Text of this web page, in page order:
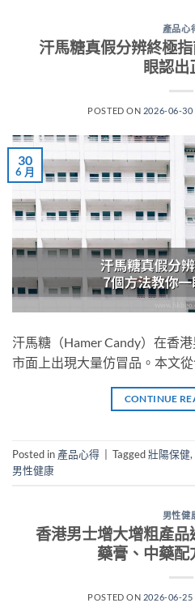
產品心
汗馬糖真假分辨終極
眼認出
POSTED ON 2026-06-30
30
6 月
汗馬糖（Hamer Candy）在香
市面上出現大量仿冒品。本文
CONTINUE
Posted in 產品心得 Tagged壯陽保健,
男性健康
男性健
香港男士增大增粗產品
藥膏、中藥配
POSTED ON 2026-06-25